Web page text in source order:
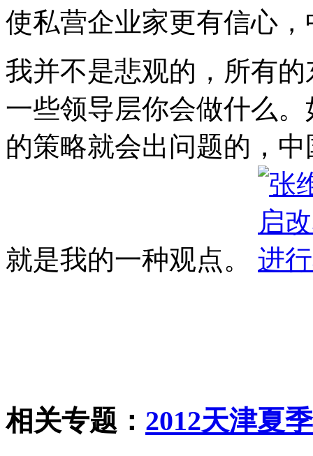
使私营企业家更有信心
我并不是悲观的，所有
一些领导层你会做什么
的策略就会出问题的，
就是我的一种观点。
相关专题： 2012天津夏